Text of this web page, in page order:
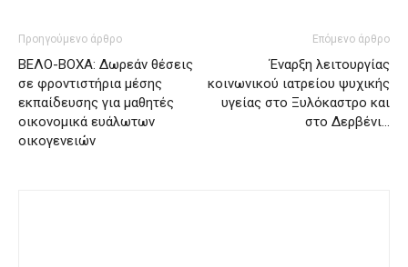
Προηγούμενο άρθρο
ΒΕΛΟ-ΒΟΧΑ: Δωρεάν θέσεις
σε φροντιστήρια μέσης
εκπαίδευσης για μαθητές
οικονομικά ευάλωτων
οικογενειών
Επόμενο άρθρο
Έναρξη λειτουργίας
κοινωνικού ιατρείου ψυχικής
υγείας στο Ξυλόκαστρο και
στο Δερβένι…